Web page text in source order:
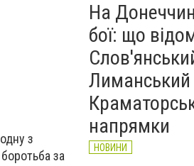
з
за
На
бої: що
Лиманський
напрямки
НОВИНИ